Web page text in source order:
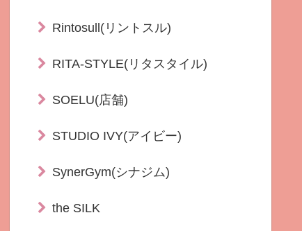
Rintosull(リントスル)
RITA-STYLE(リタスタイル)
SOELU(店舗)
STUDIO IVY(アイビー)
SynerGym(シナジム)
the SILK